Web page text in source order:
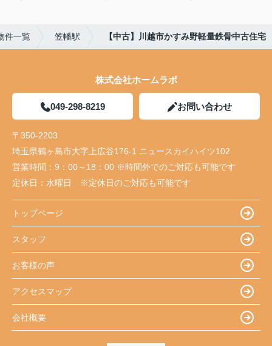
件一覧 笠幡駅 【中古】川越市かすみ野軽量鉄骨中古住宅
株式会社ホームラボ
049-298-8219 お問い合わせ
〒350-2203
埼玉県鶴ヶ島市大字上広谷176-1 ニュースカイハイツ102
営業時間： 9：00～18：00 ※時間外でのご対応も可能です
定休日： 水曜日 ※定休日のご対応も可能です
トップページ
スタッフ
お客様の声
アクセスマップ
会社概要